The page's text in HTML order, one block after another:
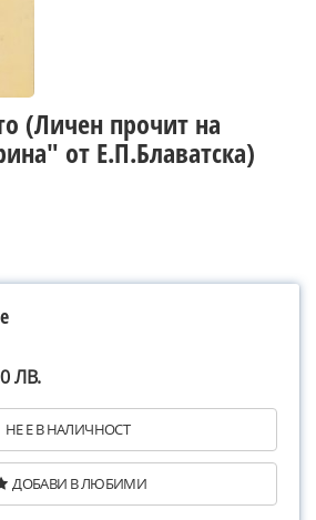
(Личен прочит на
от Е.П.Блаватска)
ЛВ.
НЕ Е В НАЛИЧНОСТ
ДОБАВИ В ЛЮБИМИ